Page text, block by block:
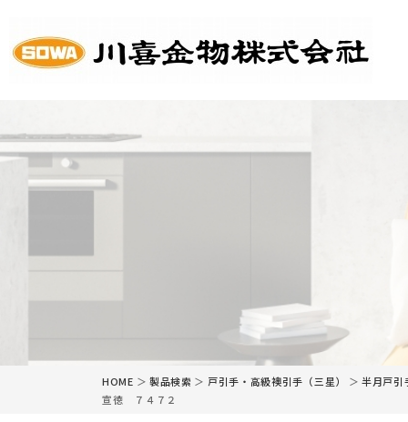
HOME
HOME ＞ 製品検索 ＞ 戸引手・高級襖引手（三星） ＞半月戸
宣徳 ７４７２